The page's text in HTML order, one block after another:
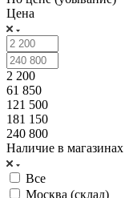
Цена
2 200
61 850
121 500
181 150
240 800
Наличие в магазинах
Все
Москва (склад)